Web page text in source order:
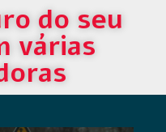
do seu
várias